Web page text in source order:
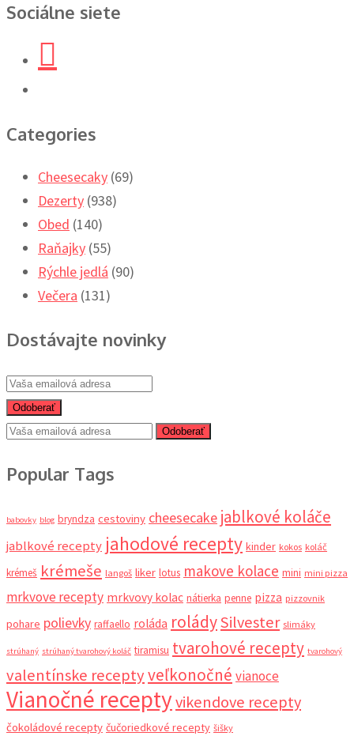
Sociálne siete
Categories
Cheesecaky (69)
Dezerty (938)
Obed (140)
Raňajky (55)
Rýchle jedlá (90)
Večera (131)
Dostávajte novinky
Odoberať
Odoberať
Popular Tags
babovky blog bryndza cestoviny cheesecake jablkové koláče
jablkové recepty jahodové recepty kinder kokos koláč
krémeš krémeše langoš liker lotus makove kolace mini mini pizza
mrkvove recepty mrkvovy kolac nátierka penne pizza pizzovnik
pohare polievky raffaello roláda roládySilvester slimáky
strúhaný strúhaný tvarohový koláč tiramisu tvarohové recepty tvarohový
valentínske receptyveľkonočné vianoce
Vianočné receptyvikendove recepty
čokoládové recepty čučoriedkové recepty šišky